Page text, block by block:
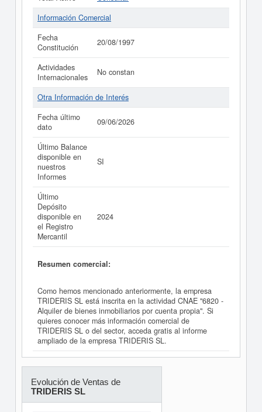
Información Comercial
Fecha
Constitución
20/08/1997
Actividades
Internacionales
No constan
Otra Información de Interés
Fecha último
dato
09/06/2026
Último Balance
disponible en
nuestros
Informes
SI
Último
Depósito
disponible en
el Registro
Mercantil
2024
Resumen comercial:
Como hemos mencionado anteriormente, la empresa
TRIDERIS SL está inscrita en la actividad CNAE "6820 -
Alquiler de bienes inmobiliarios por cuenta propia". Si
quieres conocer más información comercial de
TRIDERIS SL o del sector, acceda gratis al informe
ampliado de la empresa TRIDERIS SL.
Evolución de Ventas de
TRIDERIS SL